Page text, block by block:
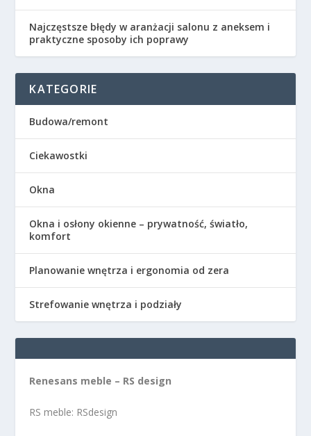
Najczęstsze błędy w aranżacji salonu z aneksem i
praktyczne sposoby ich poprawy
KATEGORIE
Budowa/remont
Ciekawostki
Okna
Okna i osłony okienne – prywatność, światło,
komfort
Planowanie wnętrza i ergonomia od zera
Strefowanie wnętrza i podziały
Renesans meble – RS design
RS meble: RSdesign